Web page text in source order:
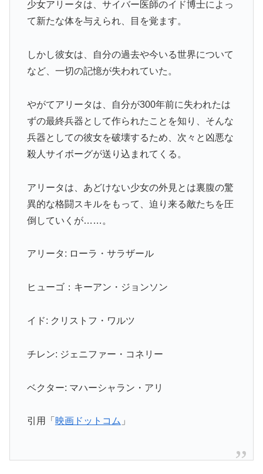
少女アリータは、サイバー医師のイド博士によっ
て新たな体を与えられ、目を覚ます。
しかし彼女は、自分の過去や今いる世界について
など、一切の記憶が失われていた。
やがてアリータは、自分が300年前に失われたは
ずの最終兵器として作られたことを知り、そんな
兵器としての彼女を破壊するため、次々と凶悪な
殺人サイボーグが送り込まれてくる。
アリータは、あどけない少女の外見とは裏腹の驚
異的な格闘スキルをもって、迫り来る敵たちを圧
倒していくが……。
アリータ: ローラ・サラザール
ヒューゴ：キーアン・ジョンソン
イド: クリストフ・ワルツ
チレン: ジェニファー・コネリー
ベクター: マハーシャラン・アリ
引用「 映画ドットコム 」